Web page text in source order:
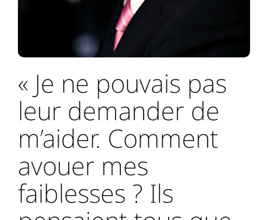
« Je ne pouvais pas
leur demander de
m’aider. Comment
avouer mes
faiblesses ? Ils